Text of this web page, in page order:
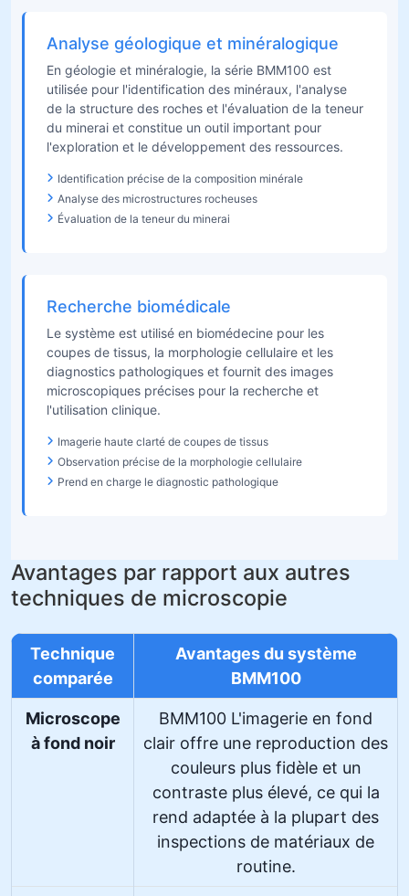
Analyse géologique et minéralogique
En géologie et minéralogie, la série BMM100 est
utilisée pour l'identification des minéraux, l'analyse
de la structure des roches et l'évaluation de la teneur
du minerai et constitue un outil important pour
l'exploration et le développement des ressources.
Identification précise de la composition minérale
Analyse des microstructures rocheuses
Évaluation de la teneur du minerai
Recherche biomédicale
Le système est utilisé en biomédecine pour les
coupes de tissus, la morphologie cellulaire et les
diagnostics pathologiques et fournit des images
microscopiques précises pour la recherche et
l'utilisation clinique.
Imagerie haute clarté de coupes de tissus
Observation précise de la morphologie cellulaire
Prend en charge le diagnostic pathologique
Avantages par rapport aux autres
techniques de microscopie
Technique
comparée
Avantages du système
BMM100
Microscope
à fond noir
BMM100 L'imagerie en fond
clair offre une reproduction des
couleurs plus fidèle et un
contraste plus élevé, ce qui la
rend adaptée à la plupart des
inspections de matériaux de
routine.